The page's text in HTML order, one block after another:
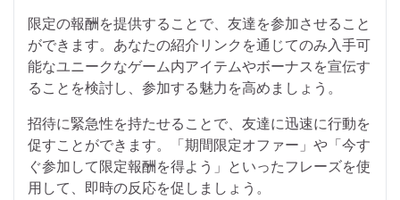
限定の報酬を提供することで、友達を参加させること
ができます。あなたの紹介リンクを通じてのみ入手可
能なユニークなゲーム内アイテムやボーナスを宣伝す
ることを検討し、参加する魅力を高めましょう。
招待に緊急性を持たせることで、友達に迅速に行動を
促すことができます。「期間限定オファー」や「今す
ぐ参加して限定報酬を得よう」といったフレーズを使
用して、即時の反応を促しましょう。